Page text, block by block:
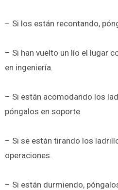
– Si los están recontando,
– Si han vuelto un lío el lugar
en ingeniería.
– Si están acomodando los
póngalos en soporte.
– Si se están tirando los
operaciones.
– Si están durmiendo,